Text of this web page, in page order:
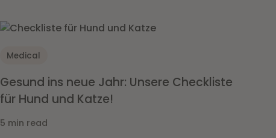
Medical
Gesund ins neue Jahr: Unsere Checkliste
für Hund und Katze!
5 min read